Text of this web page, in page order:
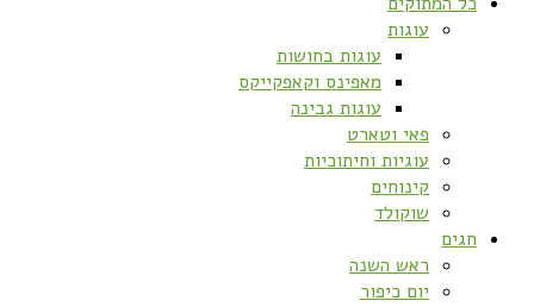
עוגות
עוגות בחושות
מאפינס וקאפקייקס
עוגות גבינה
פאי וטארט
עוגיות וחיתוכיות
קינוחים
שוקולד
חגים
ראש השנה
יום כיפור